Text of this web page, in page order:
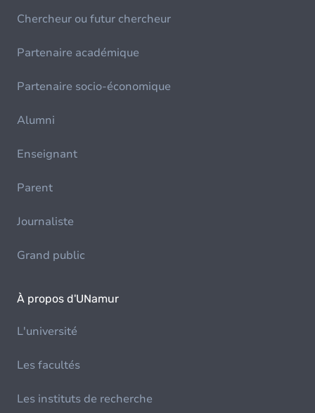
Chercheur ou futur chercheur
Partenaire académique
Partenaire socio-économique
Alumni
Enseignant
Parent
Journaliste
Grand public
À propos d'UNamur
L'université
Les facultés
Les instituts de recherche